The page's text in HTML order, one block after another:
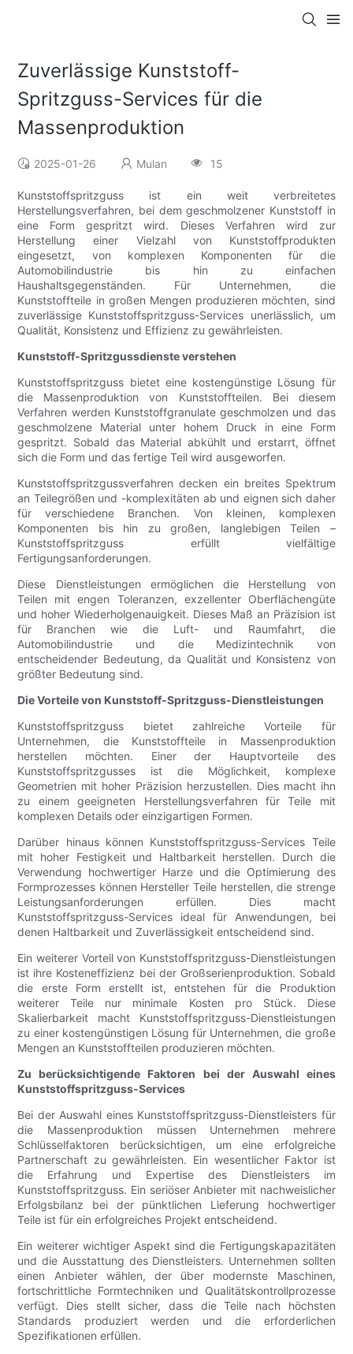
Zuverlässige Kunststoff-
Spritzguss-Services für die
Massenproduktion
2025-01-26 Mulan 15
Kunststoffspritzguss ist ein weit verbreitetes
Herstellungsverfahren, bei dem geschmolzener Kunststoff in
eine Form gespritzt wird. Dieses Verfahren wird zur
Herstellung einer Vielzahl von Kunststoffprodukten
eingesetzt, von komplexen Komponenten für die
Automobilindustrie bis hin zu einfachen
Haushaltsgegenständen. Für Unternehmen, die
Kunststoffteile in großen Mengen produzieren möchten, sind
zuverlässige Kunststoffspritzguss-Services unerlässlich, um
Qualität, Konsistenz und Effizienz zu gewährleisten.
Kunststoff-Spritzgussdienste verstehen
Kunststoffspritzguss bietet eine kostengünstige Lösung für
die Massenproduktion von Kunststoffteilen. Bei diesem
Verfahren werden Kunststoffgranulate geschmolzen und das
geschmolzene Material unter hohem Druck in eine Form
gespritzt. Sobald das Material abkühlt und erstarrt, öffnet
sich die Form und das fertige Teil wird ausgeworfen.
Kunststoffspritzgussverfahren decken ein breites Spektrum
an Teilegrößen und -komplexitäten ab und eignen sich daher
für verschiedene Branchen. Von kleinen, komplexen
Komponenten bis hin zu großen, langlebigen Teilen –
Kunststoffspritzguss erfüllt vielfältige
Fertigungsanforderungen.
Diese Dienstleistungen ermöglichen die Herstellung von
Teilen mit engen Toleranzen, exzellenter Oberflächengüte
und hoher Wiederholgenauigkeit. Dieses Maß an Präzision ist
für Branchen wie die Luft- und Raumfahrt, die
Automobilindustrie und die Medizintechnik von
entscheidender Bedeutung, da Qualität und Konsistenz von
größter Bedeutung sind.
Die Vorteile von Kunststoff-Spritzguss-Dienstleistungen
Kunststoffspritzguss bietet zahlreiche Vorteile für
Unternehmen, die Kunststoffteile in Massenproduktion
herstellen möchten. Einer der Hauptvorteile des
Kunststoffspritzgusses ist die Möglichkeit, komplexe
Geometrien mit hoher Präzision herzustellen. Dies macht ihn
zu einem geeigneten Herstellungsverfahren für Teile mit
komplexen Details oder einzigartigen Formen.
Darüber hinaus können Kunststoffspritzguss-Services Teile
mit hoher Festigkeit und Haltbarkeit herstellen. Durch die
Verwendung hochwertiger Harze und die Optimierung des
Formprozesses können Hersteller Teile herstellen, die strenge
Leistungsanforderungen erfüllen. Dies macht
Kunststoffspritzguss-Services ideal für Anwendungen, bei
denen Haltbarkeit und Zuverlässigkeit entscheidend sind.
Ein weiterer Vorteil von Kunststoffspritzguss-Dienstleistungen
ist ihre Kosteneffizienz bei der Großserienproduktion. Sobald
die erste Form erstellt ist, entstehen für die Produktion
weiterer Teile nur minimale Kosten pro Stück. Diese
Skalierbarkeit macht Kunststoffspritzguss-Dienstleistungen
zu einer kostengünstigen Lösung für Unternehmen, die große
Mengen an Kunststoffteilen produzieren möchten.
Zu berücksichtigende Faktoren bei der Auswahl eines
Kunststoffspritzguss-Services
Bei der Auswahl eines Kunststoffspritzguss-Dienstleisters für
die Massenproduktion müssen Unternehmen mehrere
Schlüsselfaktoren berücksichtigen, um eine erfolgreiche
Partnerschaft zu gewährleisten. Ein wesentlicher Faktor ist
die Erfahrung und Expertise des Dienstleisters im
Kunststoffspritzguss. Ein seriöser Anbieter mit nachweislicher
Erfolgsbilanz bei der pünktlichen Lieferung hochwertiger
Teile ist für ein erfolgreiches Projekt entscheidend.
Ein weiterer wichtiger Aspekt sind die Fertigungskapazitäten
und die Ausstattung des Dienstleisters. Unternehmen sollten
einen Anbieter wählen, der über modernste Maschinen,
fortschrittliche Formtechniken und Qualitätskontrollprozesse
verfügt. Dies stellt sicher, dass die Teile nach höchsten
Standards produziert werden und die erforderlichen
Spezifikationen erfüllen.